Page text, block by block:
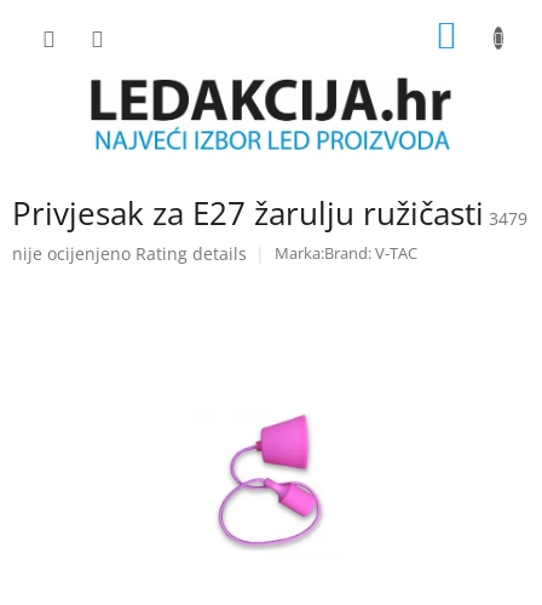
Privjesak za E27 žarulju ružičasti 3479
The
nije ocijenjeno Rating details Brand:V-TAC